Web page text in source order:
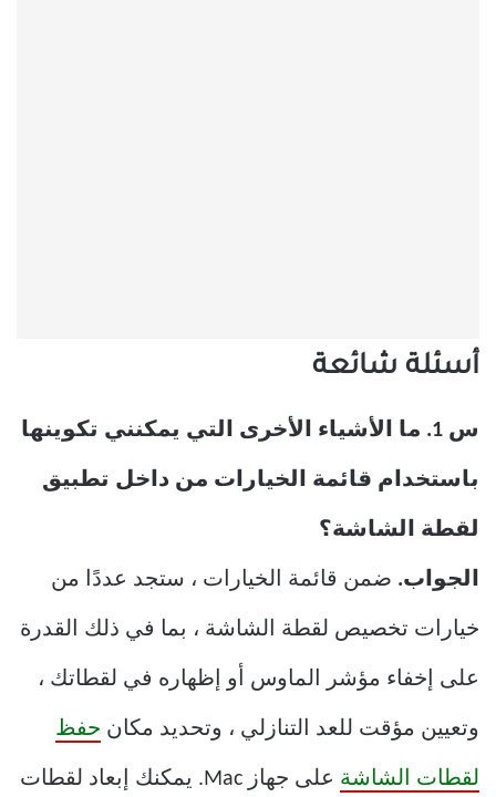
أسئلة شائعة
س 1. ما الأشياء الأخرى التي يمكنني تكوينها
باستخدام قائمة الخيارات من داخل تطبيق
لقطة الشاشة؟
الجواب. ضمن قائمة الخيارات ، ستجد عددًا من
خيارات تخصيص لقطة الشاشة ، بما في ذلك القدرة
على إخفاء مؤشر الماوس أو إظهاره في لقطاتك ،
وتعيين مؤقت للعد التنازلي ، وتحديد مكان حفظ
لقطات الشاشة على جهاز Mac. يمكنك إبعاد لقطات